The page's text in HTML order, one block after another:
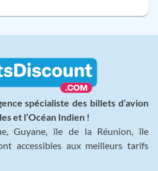
spécialiste des billets d’avion
et l’Océan Indien !
Guyane, île de la Réunion, île
accessibles aux meilleurs tarifs